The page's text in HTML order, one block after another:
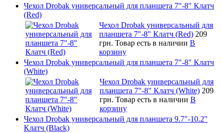
Чехол Drobak универсальный для планшета 7"-8" Клатч
(Red)
Чехол Drobak универсальный для
планшета 7"-8" Клатч (Red) 209
грн. Товар есть в наличии В
корзину
Чехол Drobak универсальный для планшета 7"-8" Клатч
(White)
Чехол Drobak универсальный для
планшета 7"-8" Клатч (White) 209
грн. Товар есть в наличии В
корзину
Чехол Drobak универсальный для планшета 9.7"-10.2"
Клатч (Black)